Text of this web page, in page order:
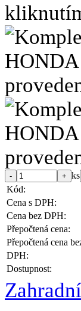
ks
Kód:
Cena s DPH:
Cena bez DPH:
Přepočtená cena:
Přepočtená cena
DPH:
Dostupnost: